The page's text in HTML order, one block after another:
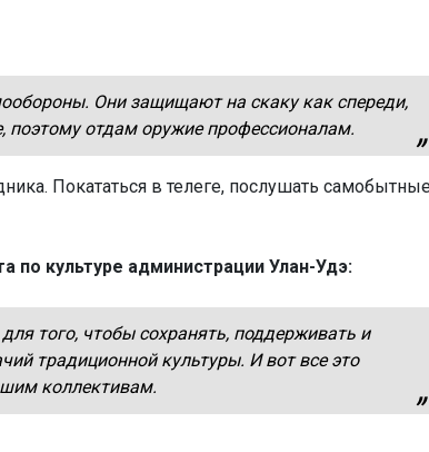
Они защищают на скаку как спереди,
поэтому отдам оружие профессионалам.
Покататься в телеге, послушать
по культуре администрации Улан-Удэ:
того, чтобы сохранять, поддерживать и
традиционной культуры. И вот все это
коллективам.